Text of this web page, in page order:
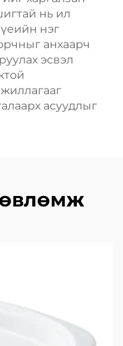
нь ил
нэг
анхаарч
эсвэл
асуудлыг